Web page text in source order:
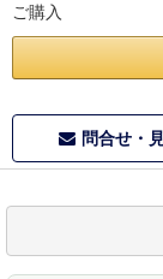
ご購入
問合せ・